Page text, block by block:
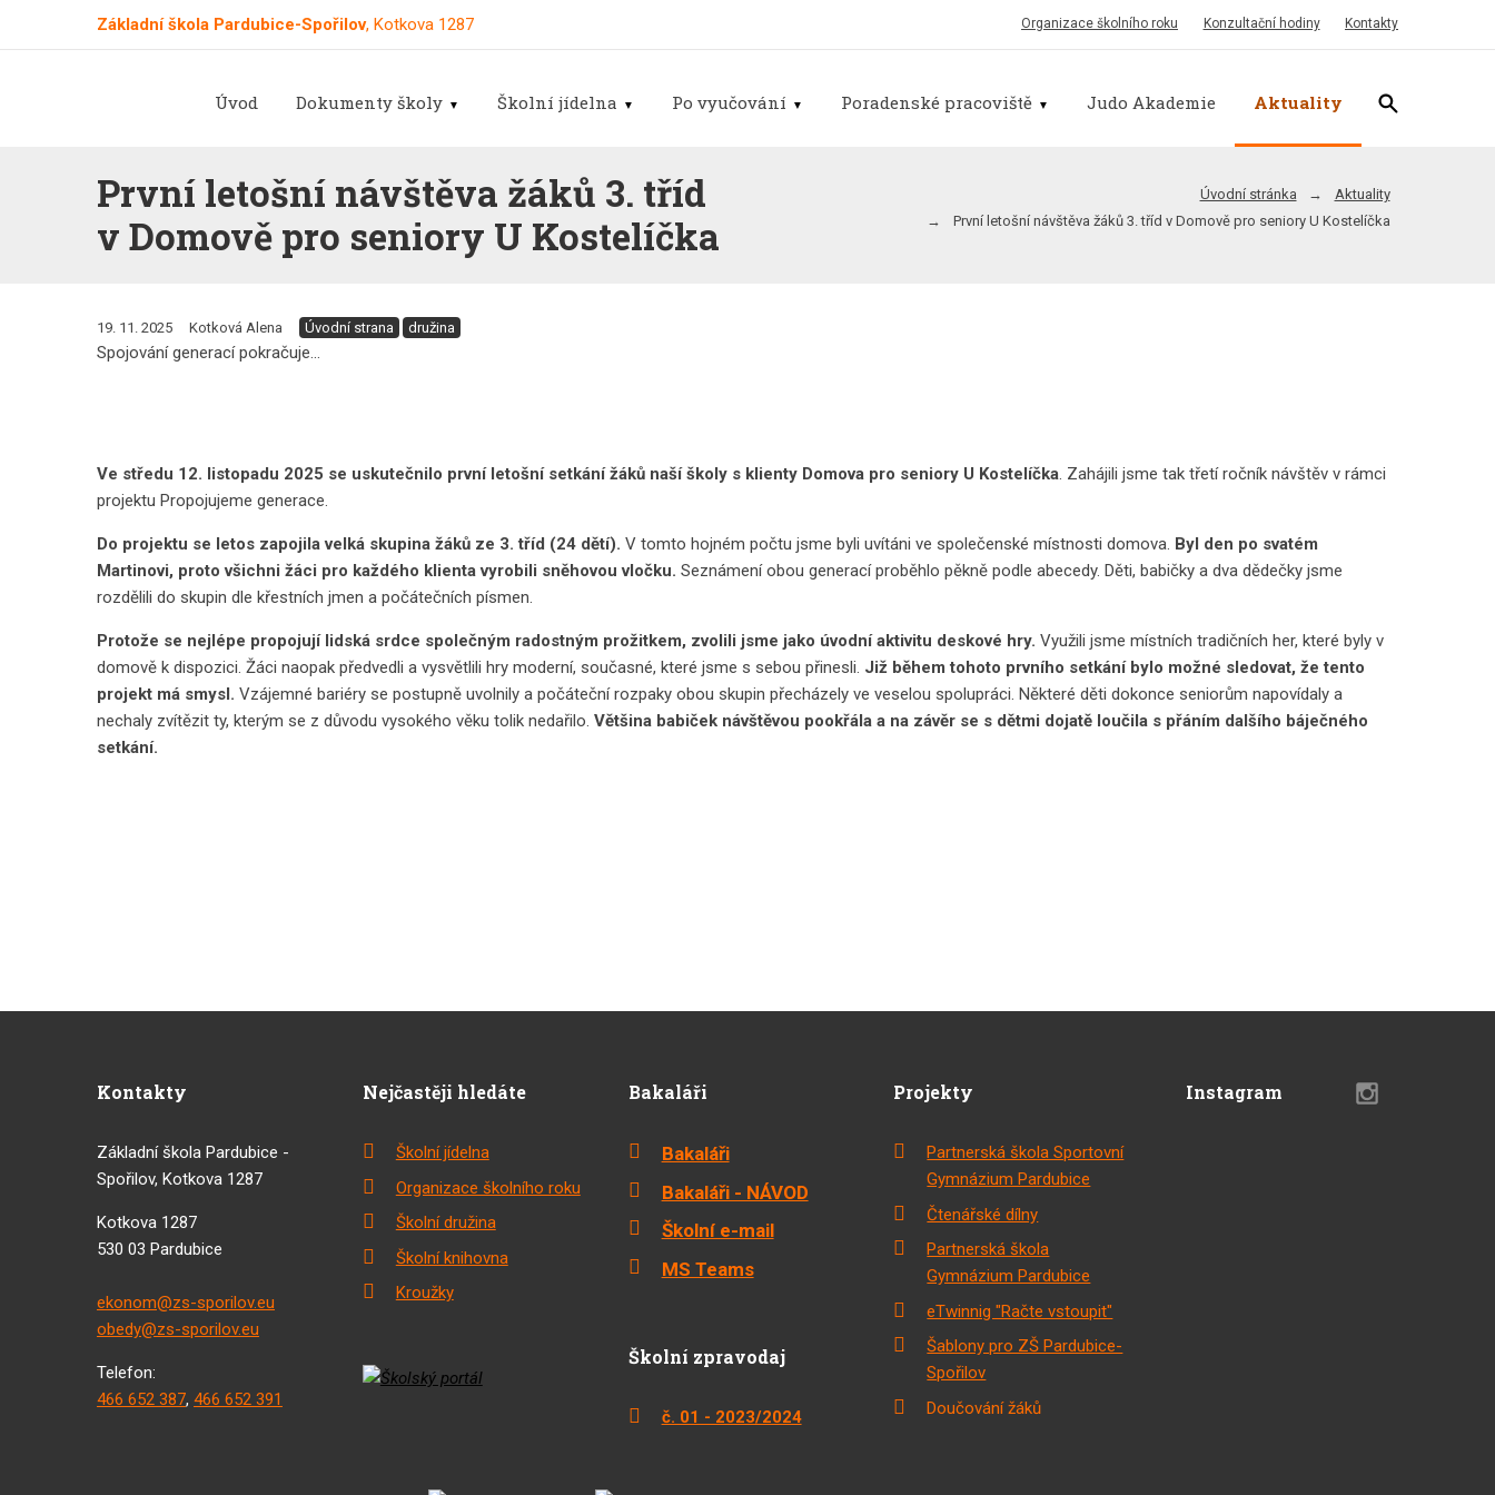
Organizace školního roku Konzultační hodiny Kontakty
Základní škola Pardubice-Spořilov, Kotkova 1287
Úvod Dokumenty školy Školní jídelna Po vyučování Poradenské pracoviště Judo Akademie Aktuality
První letošní návštěva žáků 3. tříd
v Domově pro seniory U Kostelíčka
Úvodní stránka
Aktuality
První letošní návštěva žáků 3. tříd v Domově pro seniory U Kostelíčka
19. 11. 2025 Kotková Alena Úvodní strana družina
Spojování generací pokračuje...
Ve středu 12. listopadu 2025 se uskutečnilo první letošní setkání žáků naší školy s klienty Domova pro seniory U Kostelíčka. Zahájili jsme tak třetí ročník návštěv v rámci
projektu Propojujeme generace.
Do projektu se letos zapojila velká skupina žáků ze 3. tříd (24 dětí). V tomto hojném počtu jsme byli uvítáni ve společenské místnosti domova. Byl den po svatém
Martinovi, proto všichni žáci pro každého klienta vyrobili sněhovou vločku. Seznámení obou generací proběhlo pěkně podle abecedy. Děti, babičky a dva dědečky jsme
rozdělili do skupin dle křestních jmen a počátečních písmen.
Protože se nejlépe propojují lidská srdce společným radostným prožitkem, zvolili jsme jako úvodní aktivitu deskové hry. Využili jsme místních tradičních her, které byly v
domově k dispozici. Žáci naopak předvedli a vysvětlili hry moderní, současné, které jsme s sebou přinesli. Již během tohoto prvního setkání bylo možné sledovat, že tento
projekt má smysl. Vzájemné bariéry se postupně uvolnily a počáteční rozpaky obou skupin přecházely ve veselou spolupráci. Některé děti dokonce seniorům napovídaly a
nechaly zvítězit ty, kterým se z důvodu vysokého věku tolik nedařilo. Většina babiček návštěvou pookřála a na závěr se s dětmi dojatě loučila s přáním dalšího báječného
setkání.
Kontakty
Základní škola Pardubice -
Spořilov, Kotkova 1287
Kotkova 1287
530 03 Pardubice
ekonom@zs-sporilov.eu
obedy@zs-sporilov.eu
Telefon:
466 652 387, 466 652 391
Nejčastěji hledáte
Školní jídelna
Organizace školního roku
Školní družina
Školní knihovna
Kroužky
Bakaláři
Bakaláři
Bakaláři - NÁVOD
Školní e-mail
MS Teams
Školní zpravodaj
č. 01 - 2023/2024
Projekty
Partnerská škola Sportovní
Gymnázium Pardubice
Čtenářské dílny
Partnerská škola
Gymnázium Pardubice
eTwinnig "Račte vstoupit"
Šablony pro ZŠ Pardubice-
Spořilov
Doučování žáků
Instagram